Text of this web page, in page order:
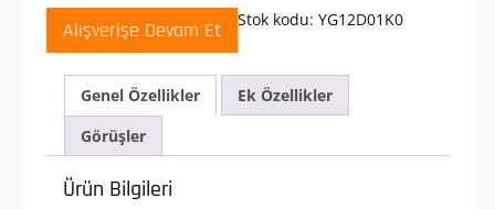
Silindirik
Tip
3
Faz
Kondansatör
V.
YG12D01K0
adet
Alışverişe Devam Et Stok kodu: YG12D01K0
Genel Özellikler
Ek Özellikler
Görüşler
Ürün Bilgileri